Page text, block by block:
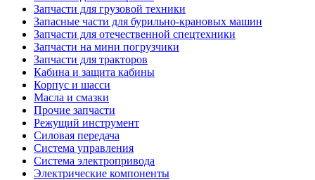
Запчасти для грузовой техники
Запасные части для бурильно-крановых машин
Запчасти для отечественной спецтехники
Запчасти на мини погрузчики
Запчасти для тракторов
Кабина и защита кабины
Корпус и шасси
Масла и смазки
Прочие запчасти
Режущий инструмент
Силовая передача
Система управления
Система электропривода
Электрические компоненты